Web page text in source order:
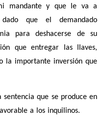
mandante y que le va a
que el demandado
para deshacerse de su
que entregar las llaves,
la importante inversión que
sentencia que se produce en
a los inquilinos.